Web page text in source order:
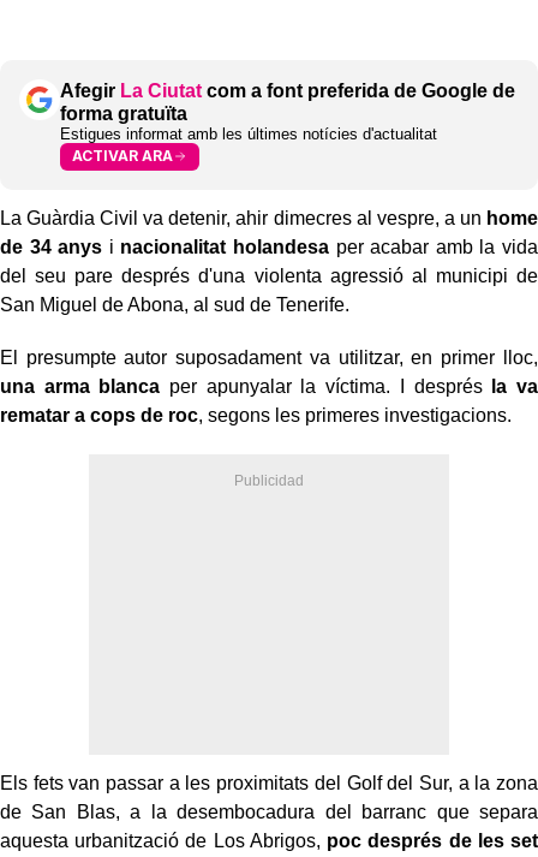
Afegir La Ciutat com a font preferida de Google de
forma gratuïta
Estigues informat amb les últimes notícies d'actualitat
ACTIVAR ARA
La Guàrdia Civil va detenir, ahir dimecres al vespre, a un home
de 34 anys i nacionalitat holandesaper acabar amb la vida
del seu pare després d'una violenta agressió al municipi de
San Miguel de Abona, al sud de Tenerife.
El presumpte autor suposadament va utilitzar, en primer lloc,
una arma blanca per apunyalar la víctima. I després
la va
rematar a cops de roc, segons les primeres investigacions.
Els fets van passar a les proximitats del Golf del Sur, a la zona
de San Blas, a la desembocadura del barranc que separa
aquesta urbanització de Los Abrigos, poc després de les set